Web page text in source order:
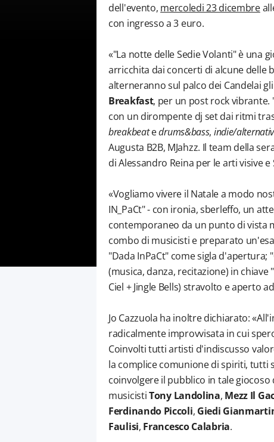
dell'evento, mercoledi 23 dicembre
con ingresso a 3 euro.
«"La notte delle Sedie Volanti" è una
arricchita dai concerti di alcune delle
alterneranno sul palco dei Candelai gli
Breakfast, per un post rock vibrante.
con un dirompente dj set dai ritmi
breakbeatedrums&bass, indie/
Augusta B2B, MJahzz. Il team della
di Alessandro Reina per le arti visive e
«Vogliamo vivere il Natale a modo
IN_PaCt" - con ironia, sberleffo, un
contemporaneo da un punto di vista
combo di musicisti e preparato
"Dada InPaCt" come sigla d'apertura;
(musica, danza, recitazione) in
Ciel + Jingle Bells) stravolto e aperto
Jo Cazzuola ha inoltre dichiarato:
radicalmente improvvisata in cui
Coinvolti tutti artisti d'indiscusso
la complice comunione di spiriti, tutti
coinvolgere il pubblico in tale
musicistiTony Landolina, Mezz Il
Ferdinando Piccoli, Giedi
Faulisi, Francesco Calabria.